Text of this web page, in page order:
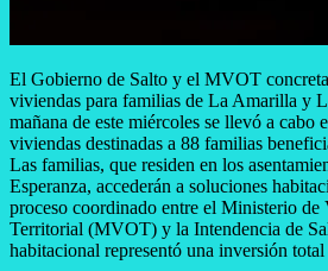
El Gobierno de Salto y el MVOT
viviendas para familias de La Amarilla y
mañana de este miércoles se llevó a cabo
viviendas destinadas a 88 familias
Las familias, que residen en los
Esperanza, accederán a soluciones
proceso coordinado entre el Ministerio
Territorial (MVOT) y la Intendencia de
habitacional representó una inversión